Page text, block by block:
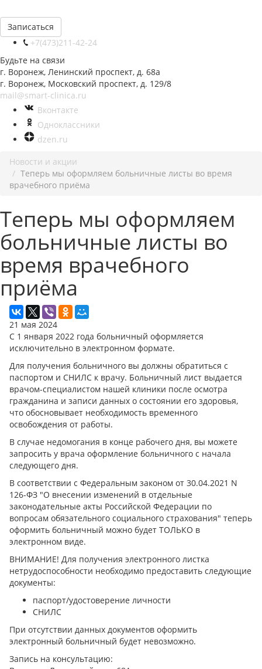
Записаться
+7(473)211-42-24
Будьте на связи
г. Воронеж, Ленинский проспект, д. 68а
г. Воронеж, Московский проспект, д. 129/8
mail@smart-clinica.ru
Вконтакте
Одноклассники
dzen.ru
Новости и акции
Теперь мы оформляем больничные листы во время
врачебного приёма
Теперь мы оформляем
больничные листы во
время врачебного
приёма
21 мая 2024
С 1 января 2022 года больничный оформляется
исключительно в электронном формате.
Для получения больничного вы должны обратиться с
паспортом и СНИЛС к врачу. Больничный лист выдается
врачом-специалистом нашей клиники после осмотра
гражданина и записи данных о состоянии его здоровья,
что обосновывает необходимость временного
освобождения от работы.
В случае недомогания в конце рабочего дня, вы можете
запросить у врача оформление больничного с начала
следующего дня.
В соответствии с Федеральным законом от 30.04.2021 N
126-ФЗ "О внесении изменений в отдельные
законодательные акты Российской Федерации по
вопросам обязательного социального страхования" теперь
оформить больничный можно будет ТОЛЬКО в
электронном виде.
ВНИМАНИЕ! Для получения электронного листка
нетрудоспособности необходимо предоставить следующие
документы:
паспорт/удостоверение личности
СНИЛС
При отсутствии данных документов оформить
электронный больничный будет невозможно.
Запись на консультацию: